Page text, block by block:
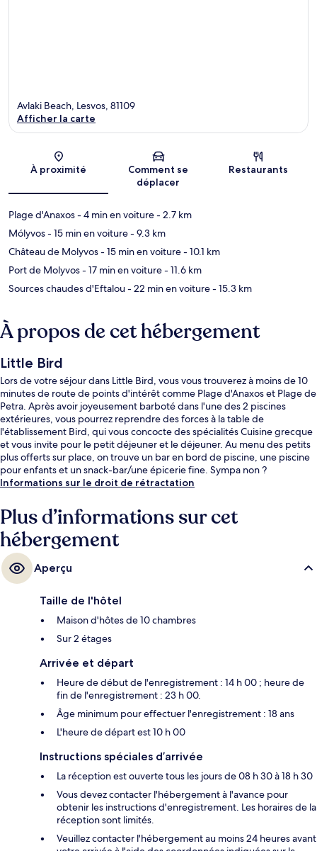
Carte
Avlaki Beach, Lesvos, 81109
Afficher la carte
À proximité
Comment se
déplacer
Restaurants
Plage d'Anaxos- 4 min en voiture- 2.7 km
Mólyvos- 15 min en voiture- 9.3 km
Château de Molyvos- 15 min en voiture- 10.1 km
Port de Molyvos- 17 min en voiture- 11.6 km
Sources chaudes d'Eftalou- 22 min en voiture- 15.3 km
À propos de cet hébergement
Little Bird
Lors de votre séjour dans Little Bird, vous vous trouverez à moins de 10
minutes de route de points d'intérêt comme Plage d'Anaxos et Plage de
Petra. Après avoir joyeusement barboté dans l'une des 2 piscines
extérieures, vous pourrez reprendre des forces à la table de
l'établissement Bird, qui vous concocte des spécialités Cuisine grecque
et vous invite pour le petit déjeuner et le déjeuner. Au menu des petits
plus offerts sur place, on trouve un bar en bord de piscine, une piscine
pour enfants et un snack-bar/une épicerie fine. Sympa non ?
Informations sur le droit de rétractation
Plus d’informations sur cet
hébergement
Aperçu
Taille de l'hôtel
Maison d'hôtes de 10 chambres
Sur 2 étages
Arrivée et départ
Heure de début de l'enregistrement : 14 h 00 ; heure de
fin de l'enregistrement : 23 h 00.
Âge minimum pour effectuer l'enregistrement : 18 ans
L'heure de départ est 10 h 00
Instructions spéciales d’arrivée
La réception est ouverte tous les jours de 08 h 30 à 18 h 30
Vous devez contacter l'hébergement à l'avance pour
obtenir les instructions d'enregistrement. Les horaires de la
réception sont limités.
Veuillez contacter l'hébergement au moins 24 heures avant